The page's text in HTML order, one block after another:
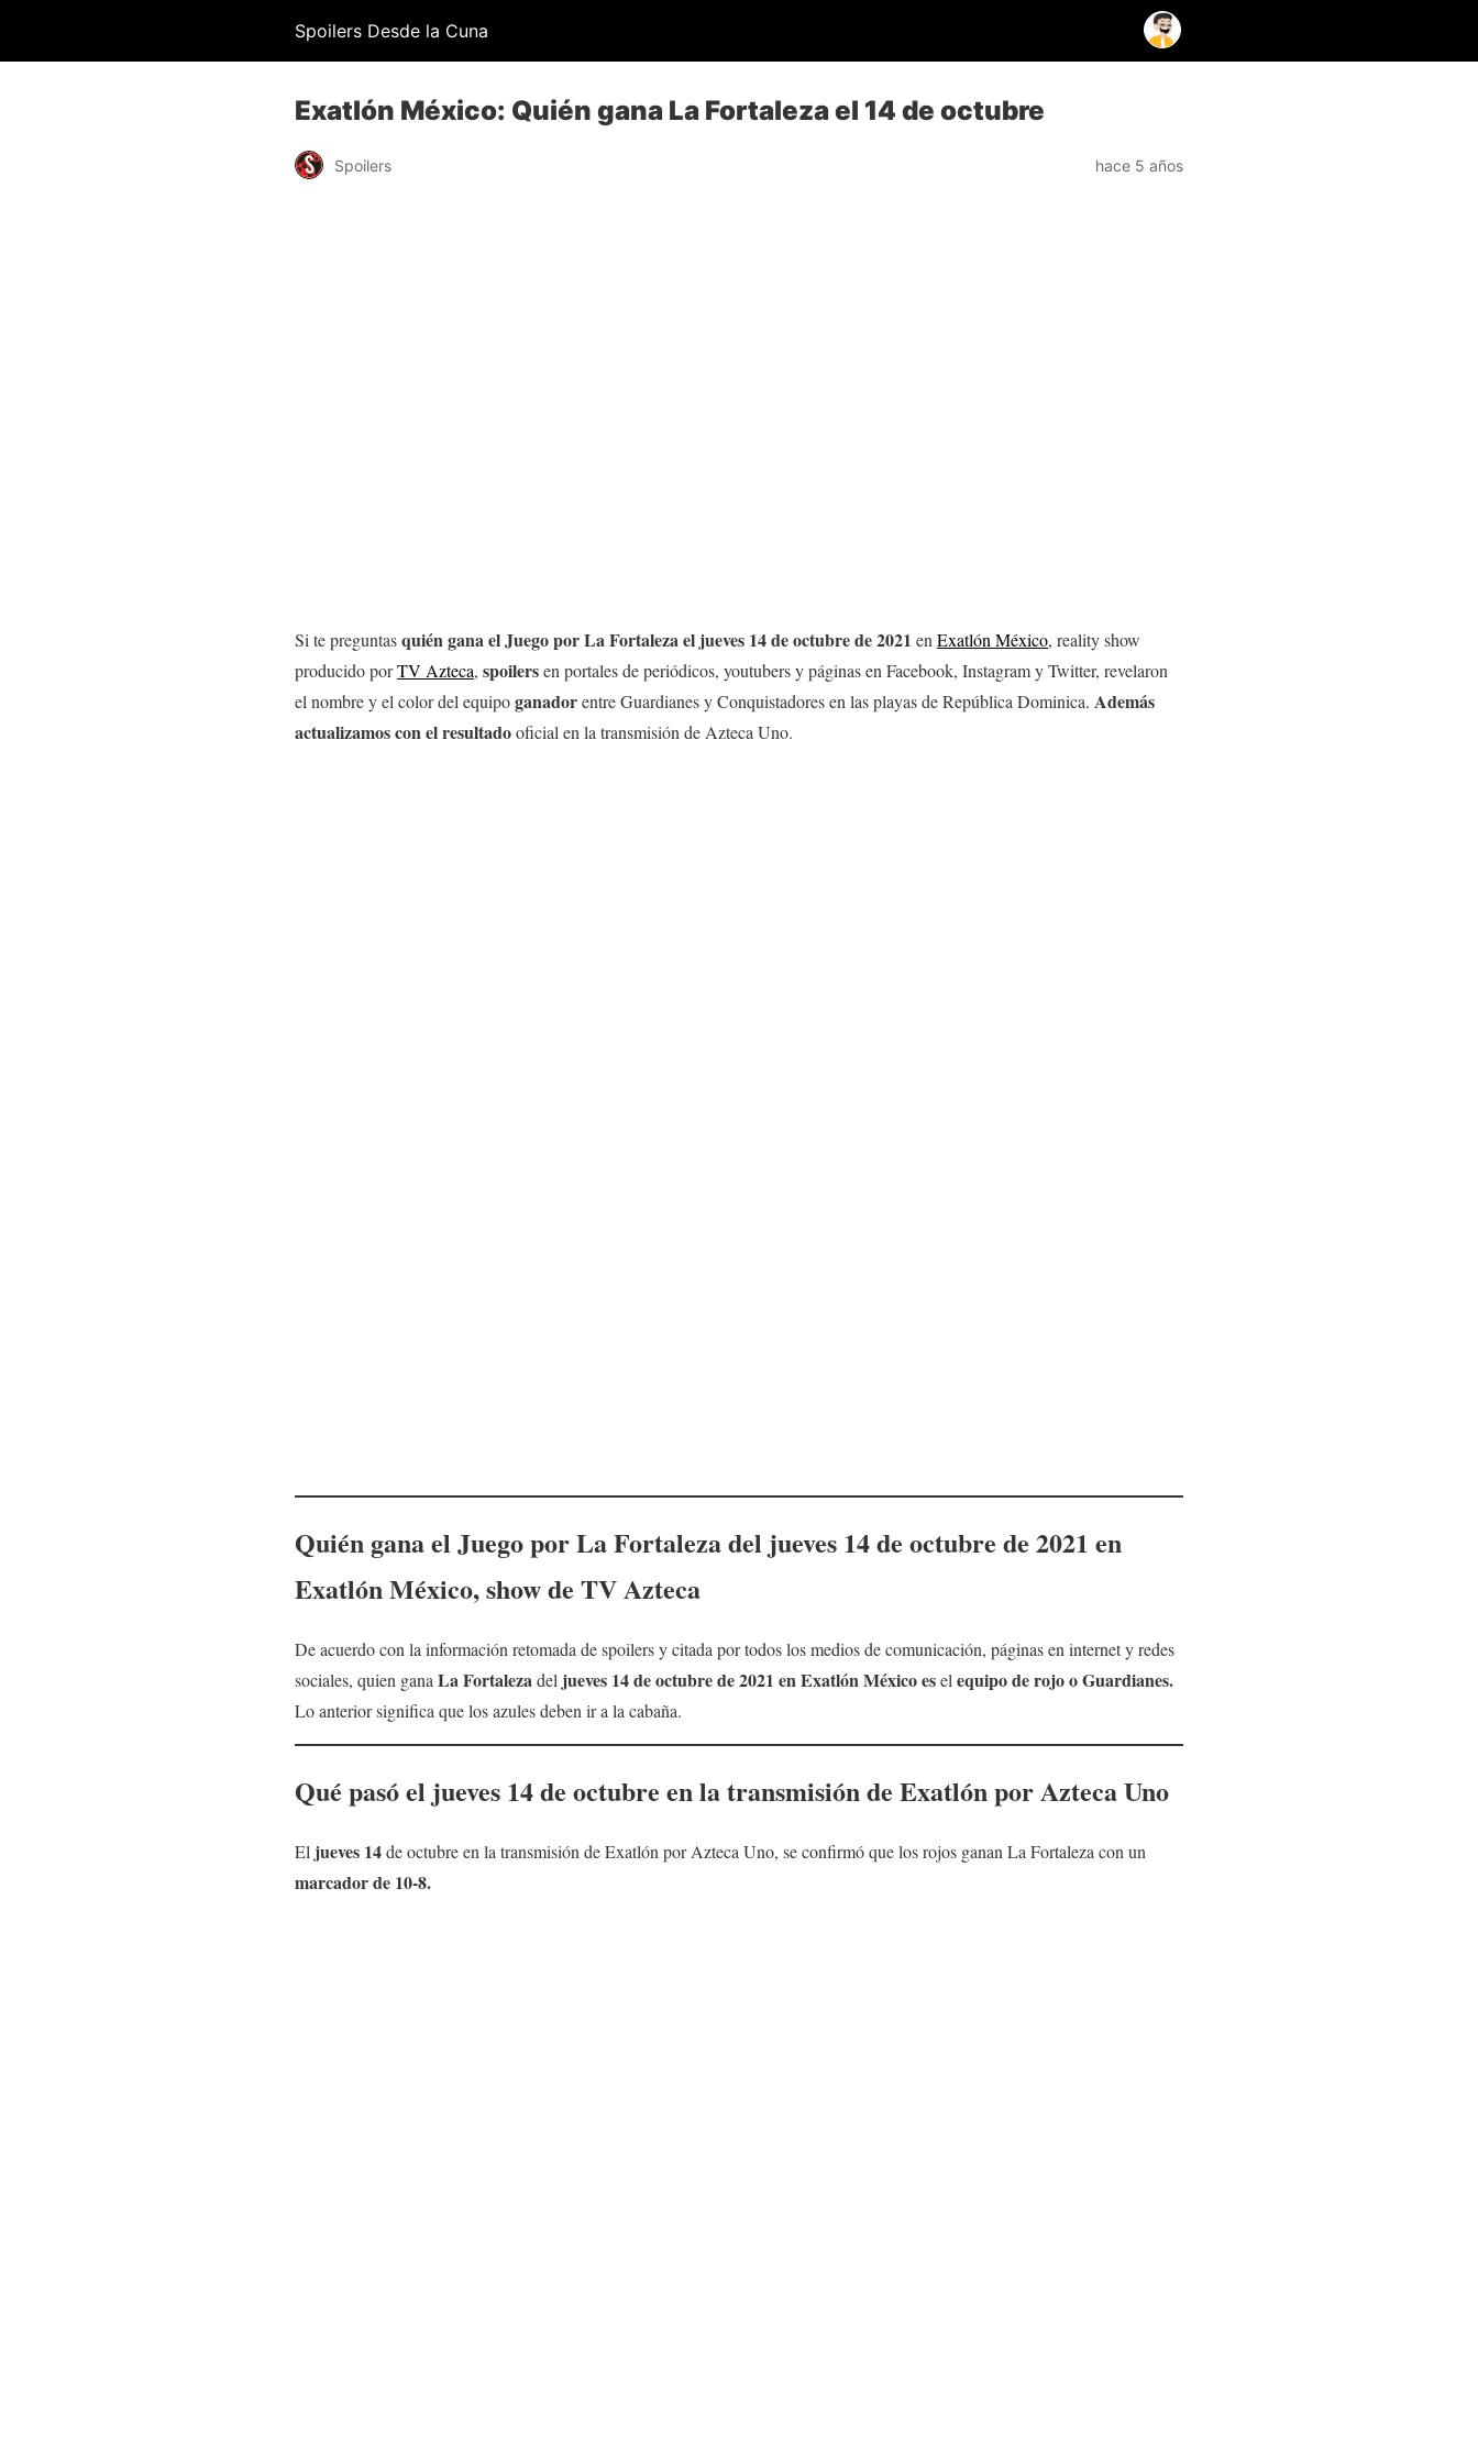
Spoilers Desde la Cuna
Exatlón México: Quién gana La Fortaleza el 14 de octubre
Spoilers hace 5 años
Si te preguntasquién gana el Juego por La Fortaleza el jueves 14 de octubrede 2021 en Exatlón México, reality show
producido porTV Azteca, spoilersen portales de periódicos, youtubers y páginas en Facebook, Instagram y Twitter, revelaron
el nombre y el color del equipoganadorentre Guardianes y Conquistadores en las playas de República Dominica. Además
actualizamos con el resultadooficial en la transmisión de Azteca Uno.
Quién gana el Juego por La Fortalezadel jueves 14de octubre de 2021 en
ExatlónMéxico, show de TV Azteca
De acuerdo con la información retomada de spoilers y citada por todos los medios de comunicación, páginas en internet y redes
sociales, quien gana La Fortalezadel jueves 14de octubrede 2021 en Exatlón Méxicoesel equipo de rojo o Guardianes.
Lo anterior significa que los azules deben ir a la cabaña.
Qué pasó el jueves 14de octubre en la transmisión de Exatlón por Azteca Uno
El jueves 14de octubre en la transmisión de Exatlón por Azteca Uno, se confirmó que los rojos ganan La Fortaleza con un
marcador de 10-8.